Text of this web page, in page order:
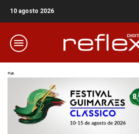
10 agosto 2026
Pub